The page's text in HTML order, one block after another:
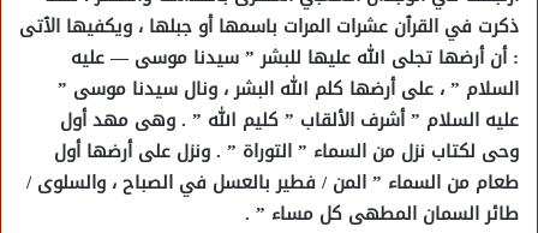
ذكرت في القرٱن عشرات المرات باسمها أو جبلها ، ويكفيها الٱتى
: أن أرضها تجلى الله عليها للبشر ” سيدنا موسى — عليه
السلام ” ، على أرضها كلم الله البشر ، ونال سيدنا موسى ”
عليه السلام ” أشرف الألقاب ” كليم الله ” . وهى مهد أول
وحى لكتاب نزل من السماء ” التوراة ” . ونزل على أرضها أول
طعام من السماء ” المن / فطير بالعسل في الصباح ، والسلوى /
طائر السمان المطهى كل مساء ” .